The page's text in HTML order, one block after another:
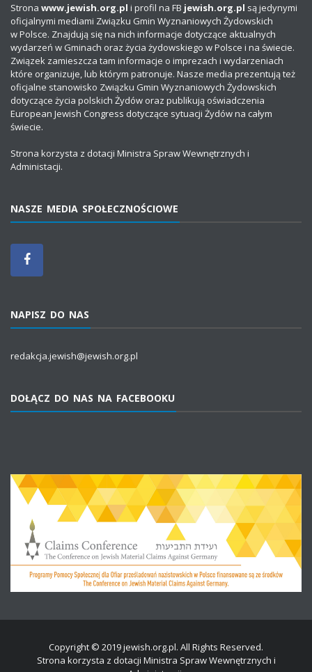
Strona www.jewish.org.pl i profil na FB jewish.org.pl są jedynymi
oficjalnymi mediami Związku Gmin Wyznaniowych Żydowskich
w Polsce. Znajdują się na nich informacje dotyczące aktualnych
wydarzeń w Gminach oraz życia żydowskiego w Polsce i na świecie.
Związek zamieszcza tam informacje o imprezach i wydarzeniach
które organizuje, lub którym patronuje. Nasze media prezentują też
oficjalne stanowisko Związku Gmin Wyznaniowych Żydowskich
dotyczące życia polskich Żydów oraz publikują oświadczenia
European Jewish Congress dotyczące sytuacji Żydów na całym
świecie.
Strona korzysta z dotacji Ministra Spraw Wewnętrznych i
Administacji.
NASZE MEDIA SPOŁECZNOŚCIOWE
NAPISZ DO NAS
redakcja.jewish@jewish.org.pl
DOŁĄCZ DO NAS NA FACEBOOKU
Copyright © 2019 jewish.org.pl. All Rights Reserved.
Strona korzysta z dotacji Ministra Spraw Wewnętrznych i